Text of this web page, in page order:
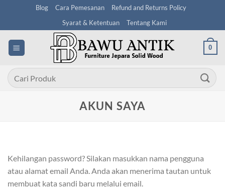
content
Blog Cara Pemesanan
Refund and Returns Policy
Syarat & Ketentuan
Tentang Kami
0
Pencarian
untuk:
AKUN SAYA
Kehilangan password? Silakan masukkan nama pengguna
atau alamat email Anda. Anda akan menerima tautan untuk
membuat kata sandi baru melalui email.